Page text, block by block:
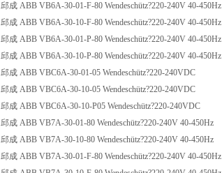
邱成 ABB VB6A-30-01-F-80 Wendeschütz?220-240V 40-450Hz
邱成 ABB VB6A-30-10-F-80 Wendeschütz?220-240V 40-450Hz
邱成 ABB VB6A-30-01-P-80 Wendeschütz?220-240V 40-450Hz
邱成 ABB VB6A-30-10-P-80 Wendeschütz?220-240V 40-450Hz
邱成 ABB VBC6A-30-01-05 Wendeschütz?220-240VDC
邱成 ABB VBC6A-30-10-05 Wendeschütz?220-240VDC
邱成 ABB VBC6A-30-10-P05 Wendeschütz?220-240VDC
邱成 ABB VB7A-30-01-80 Wendeschütz?220-240V 40-450Hz
邱成 ABB VB7A-30-10-80 Wendeschütz?220-240V 40-450Hz
邱成 ABB VB7A-30-01-F-80 Wendeschütz?220-240V 40-450Hz